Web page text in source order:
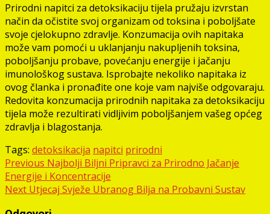
Prirodni napitci za detoksikaciju tijela pružaju izvrstan
način da očistite svoj organizam od toksina i poboljšate
svoje cjelokupno zdravlje. Konzumacija ovih napitaka
može vam pomoći u uklanjanju nakupljenih toksina,
poboljšanju probave, povećanju energije i jačanju
imunološkog sustava. Isprobajte nekoliko napitaka iz
ovog članka i pronađite one koje vam najviše odgovaraju.
Redovita konzumacija prirodnih napitaka za detoksikaciju
tijela može rezultirati vidljivim poboljšanjem vašeg općeg
zdravlja i blagostanja.
Tags: detoksikacija napitci prirodni
Post
navigation
Previous Najbolji Biljni Pripravci za Prirodno Jačanje
Energije i Koncentracije
Next Utjecaj Svježe Ubranog Bilja na Probavni Sustav